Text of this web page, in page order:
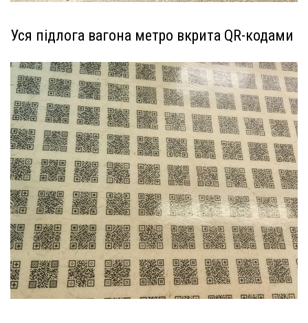
Уся підлога вагона метро вкрита QR-кодами